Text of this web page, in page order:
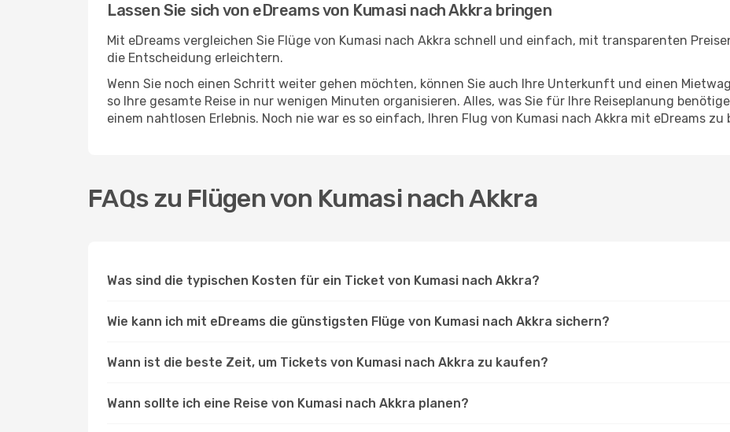
Lassen Sie sich von eDreams von Kumasi nach Akkra bringen
Mit eDreams vergleichen Sie Flüge von Kumasi nach Akkra schnell und einfach, mit transparenten
die Entscheidung erleichtern.
Wenn Sie noch einen Schritt weiter gehen möchten, können Sie auch Ihre Unterkunft und einen
so Ihre gesamte Reise in nur wenigen Minuten organisieren. Alles, was Sie für Ihre Reiseplanung
einem nahtlosen Erlebnis. Noch nie war es so einfach, Ihren Flug von Kumasi nach Akkra mit eDreams zu
FAQs zu Flügen von Kumasi nach Akkra
Was sind die typischen Kosten für ein Ticket von Kumasi nach Akkra?
Wie kann ich mit eDreams die günstigsten Flüge von Kumasi nach Akkra sichern?
Wann ist die beste Zeit, um Tickets von Kumasi nach Akkra zu kaufen?
Wann sollte ich eine Reise von Kumasi nach Akkra planen?